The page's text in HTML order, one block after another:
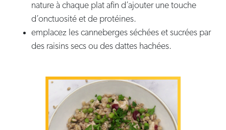
nature à chaque plat afin d’ajouter une touche
d’onctuosité et de protéines.
emplacez les canneberges séchées et sucrées par
des raisins secs ou des dattes hachées.